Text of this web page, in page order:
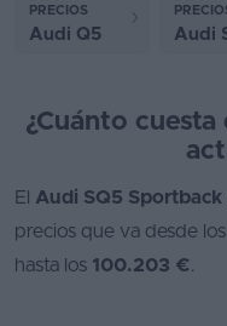
PRECIOS
Audi Q5 Audi
¿Cuánto
El Audi SQ5 Sportback
precios que va desde los
hasta los 100.203 €.